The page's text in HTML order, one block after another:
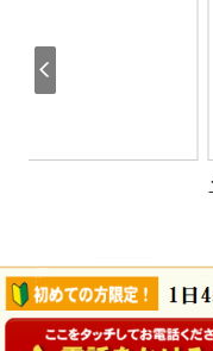
Copyright(c) 柏ラ